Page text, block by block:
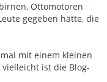
Ottomotoren
gegeben hätte, die
mit einem kleinen
ist die Blog-